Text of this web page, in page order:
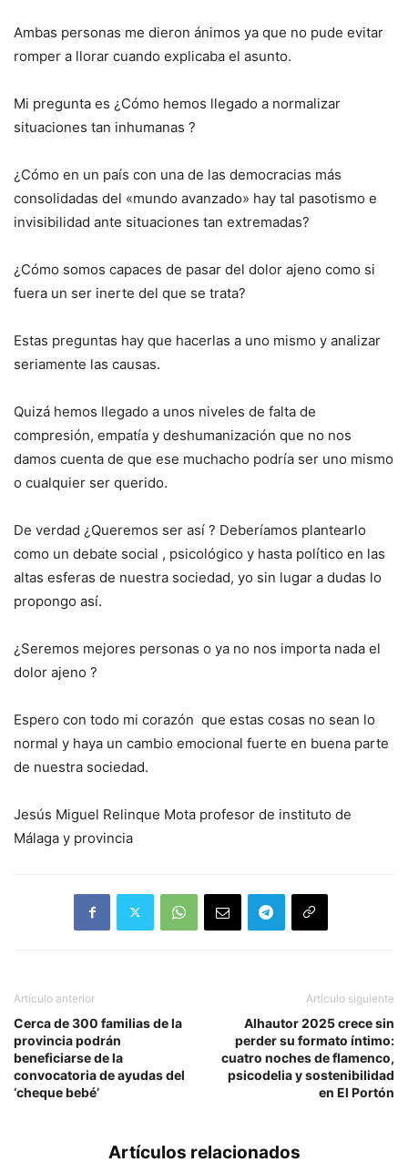
Ambas personas me dieron ánimos ya que no pude evitar
romper a llorar cuando explicaba el asunto.
Mi pregunta es ¿Cómo hemos llegado a normalizar
situaciones tan inhumanas ?
¿Cómo en un país con una de las democracias más
consolidadas del «mundo avanzado» hay tal pasotismo e
invisibilidad ante situaciones tan extremadas?
¿Cómo somos capaces de pasar del dolor ajeno como si
fuera un ser inerte del que se trata?
Estas preguntas hay que hacerlas a uno mismo y analizar
seriamente las causas.
Quizá hemos llegado a unos niveles de falta de
compresión, empatía y deshumanización que no nos
damos cuenta de que ese muchacho podría ser uno mismo
o cualquier ser querido.
De verdad ¿Queremos ser así ? Deberíamos plantearlo
como un debate social , psicológico y hasta político en las
altas esferas de nuestra sociedad, yo sin lugar a dudas lo
propongo así.
¿Seremos mejores personas o ya no nos importa nada el
dolor ajeno ?
Espero con todo mi corazón que estas cosas no sean lo
normal y haya un cambio emocional fuerte en buena parte
de nuestra sociedad.
Jesús Miguel Relinque Mota profesor de instituto de
Málaga y provincia
Artículo anterior
Cerca de 300 familias de la
provincia podrán
beneficiarse de la
convocatoria de ayudas del
‘cheque bebé’
Artículo siguiente
Alhautor 2025 crece sin
perder su formato íntimo:
cuatro noches de flamenco,
psicodelia y sostenibilidad
en El Portón
Artículos relacionados